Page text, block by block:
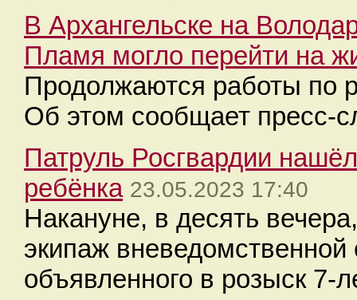
В Архангельске на
Пламя могло перейти на
Продолжаются работы по
Об этом сообщает пресс-
Патруль Росгвардии
ребёнка 23.05.2023 17:40
Накануне, в десять
экипаж
объявленного в розыск 7-